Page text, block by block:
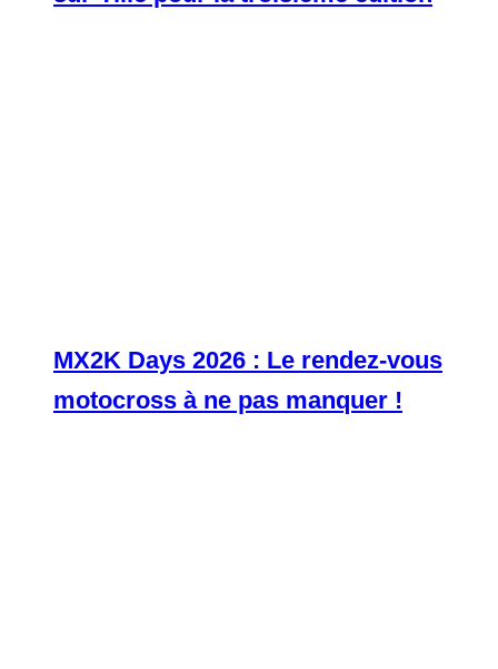
MX2K Days 2026 : Le rendez-vous
motocross à ne pas manquer !